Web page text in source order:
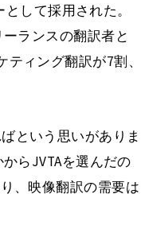
して採用された。
ランスの翻訳者と
ィング翻訳が7割、
という思いがありま
らJVTAを選んだの
、映像翻訳の需要は